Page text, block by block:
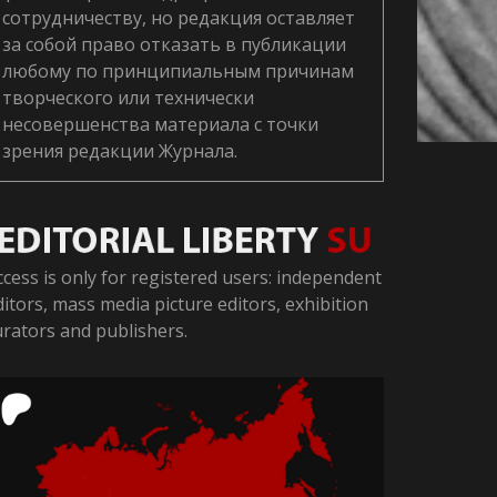
сотрудничеству, но редакция оставляет
за собой право отказать в публикации
любому по принципиальным причинам
творческого или технически
несовершенства материала с точки
зрения редакции Журнала.
is only for registered users: independent
mass media picture editors, exhibition
and publishers.